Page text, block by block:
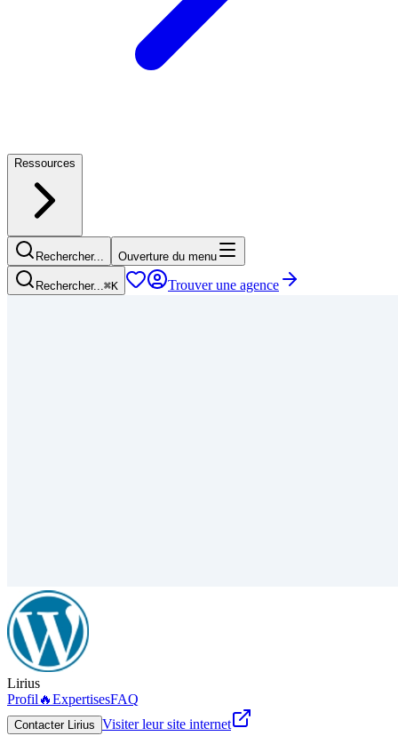
Ressources
Rechercher... Ouverture du menu
Rechercher...⌘K Trouver une agence
Lirius
Profil 🔥ExpertisesFAQ
Contacter Lirius Visiter leur site internet